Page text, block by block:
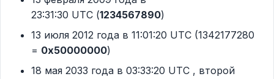
23:31:30 UTC (1234567890)
13 июля 2012 года в 11:01:20 UTC (1342177280
= 0x50000000)
18 мая 2033 года в 03:33:20 UTC , второй